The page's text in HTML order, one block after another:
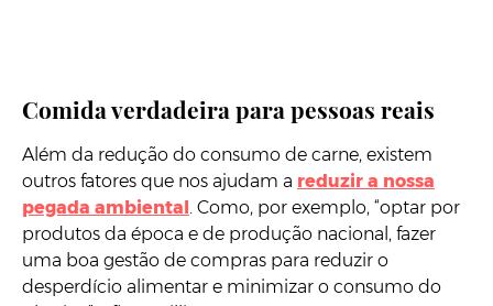
Comida verdadeira para pessoas reais
Além da redução do consumo de carne, existem
outros fatores que nos ajudam a reduzir a nossa
pegada ambiental. Como, por exemplo, “optar por
produtos da época e de produção nacional, fazer
uma boa gestão de compras para reduzir o
desperdício alimentar e minimizar o consumo do